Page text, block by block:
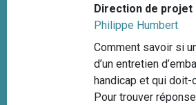
Direction de projet
Philippe Humbert
Comment savoir si
d’un entretien
handicap et qui
Pour trouver